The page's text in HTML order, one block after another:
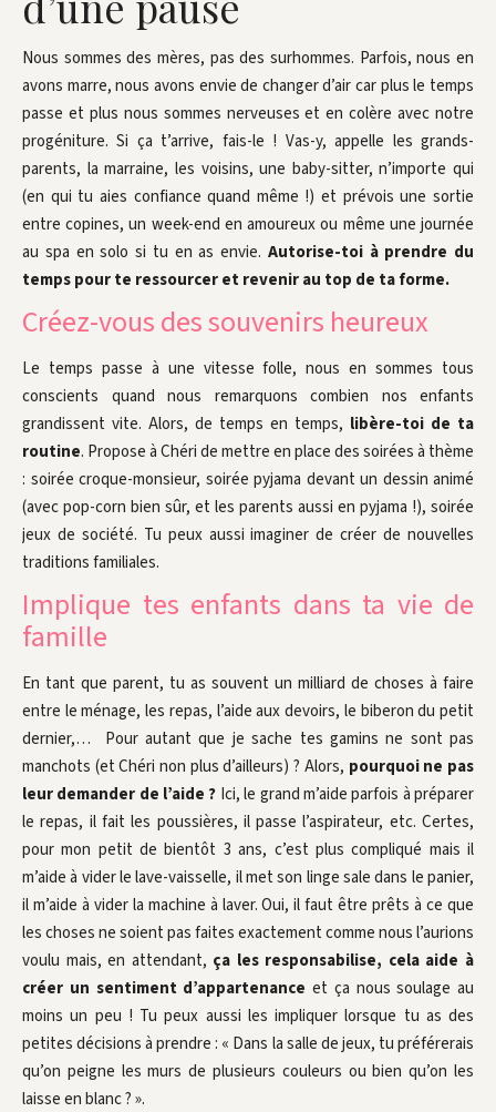
Nous sommes des mères, pas des surhommes. Parfois, nous en
avons marre, nous avons envie de changer d’air car plus le temps
passe et plus nous sommes nerveuses et en colère avec notre
progéniture. Si ça t’arrive, fais-le ! Vas-y, appelle les grands-
parents, la marraine, les voisins, une baby-sitter, n’importe qui
(en qui tu aies confiance quand même !) et prévois une sortie
entre copines, un week-end en amoureux ou même une journée
au spa en solo si tu en as envie. Autorise-toi à prendre du
temps pour te ressourcer et revenir au top de ta forme.
Créez-vous des souvenirs heureux
Le temps passe à une vitesse folle, nous en sommes tous
conscients quand nous remarquons combien nos enfants
grandissent vite. Alors, de temps en temps, libère-toi de ta
routine. Propose à Chéri de mettre en place des soirées à thème
: soirée croque-monsieur, soirée pyjama devant un dessin animé
(avec pop-corn bien sûr, et les parents aussi en pyjama !), soirée
jeux de société. Tu peux aussi imaginer de créer de nouvelles
traditions familiales.
Implique tes enfants dans ta vie de
famille
En tant que parent, tu as souvent un milliard de choses à faire
entre le ménage, les repas, l’aide aux devoirs, le biberon du petit
dernier,… Pour autant que je sache tes gamins ne sont pas
manchots (et Chéri non plus d’ailleurs) ? Alors, pourquoi ne pas
leur demander de l’aide ? Ici, le grand m’aide parfois à préparer
le repas, il fait les poussières, il passe l’aspirateur, etc. Certes,
pour mon petit de bientôt 3 ans, c’est plus compliqué mais il
m’aide à vider le lave-vaisselle, il met son linge sale dans le panier,
il m’aide à vider la machine à laver. Oui, il faut être prêts à ce que
les choses ne soient pas faites exactement comme nous l’aurions
voulu mais, en attendant, ça les responsabilise, cela aide à
créer un sentiment d’appartenance et ça nous soulage au
moins un peu ! Tu peux aussi les impliquer lorsque tu as des
petites décisions à prendre : « Dans la salle de jeux, tu préférerais
qu’on peigne les murs de plusieurs couleurs ou bien qu’on les
laisse en blanc ? ».